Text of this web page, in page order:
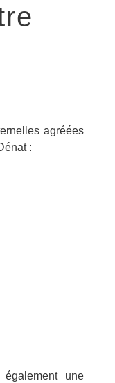
agréées
:
une